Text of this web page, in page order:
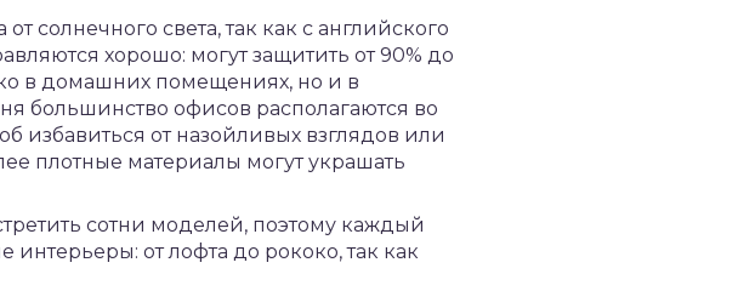
солнечного света, так как с английского
хорошо: могут защитить от 90% до
в домашних помещениях, но и в
большинство офисов располагаются во
избавиться от назойливых взглядов или
плотные материалы могут украшать
сотни моделей, поэтому каждый
от лофта до рококо, так как